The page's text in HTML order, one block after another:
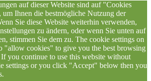
auf dieser Website sind auf "Cookies
um Ihnen die bestmögliche Nutzung der
Sie diese Website weiterhin verwenden,
zu ändern, oder wenn Sie unten auf
stimmen Sie dem zu. The cookie settings on
"allow cookies" to give you the best browsing
you continue to use this website without
settings or you click "Accept" below then you